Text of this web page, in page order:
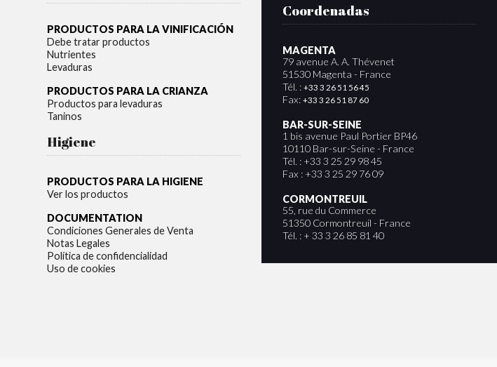
PRODUCTOS PARA LA VINIFICACIÓN
Debe tratar productos
Nutrientes
Levaduras
PRODUCTOS PARA LA CRIANZA
Productos para levaduras
Taninos
Higiene
PRODUCTOS PARA LA HIGIENE
Ver los productos
DOCUMENTATION
Condiciones Generales de Venta
Notas Legales
Política de confidencialidad
Uso de cookies
Coordenadas
MAGENTA
79 avenue A. A. Thévenet
51530 Magenta - France
Tél. : +33 3 26 51 56 45
Fax: +33 3 26 51 87 60
BAR-SUR-SEINE
1 bis avenue Paul Portier BP46
10110 Bar-sur-Seine - France
Tél. : +33 3 25 29 98 45
Fax : +33 3 25 29 76 09
CORMONTREUIL
55, rue du Commerce
51350 Cormontreuil - France
Tél. : + 33 3 26 85 81 40